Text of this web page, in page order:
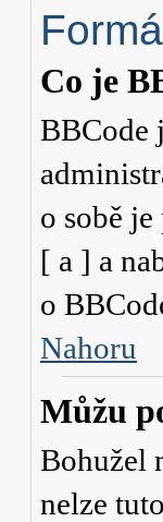
Co je
BBCode
o sobě
[ a ] a
o
Nahoru
Můžu
Bohužel
nelze